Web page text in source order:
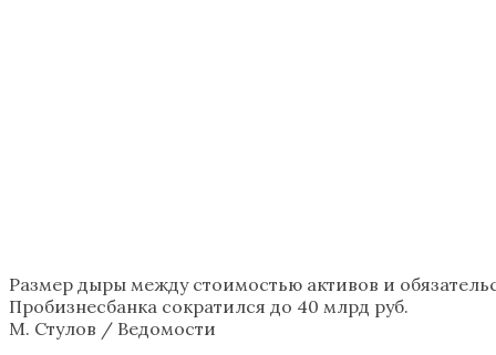
Размер дыры между стоимостью активов и
Пробизнесбанка сократился до 40 млрд руб.
М. Стулов / Ведомости